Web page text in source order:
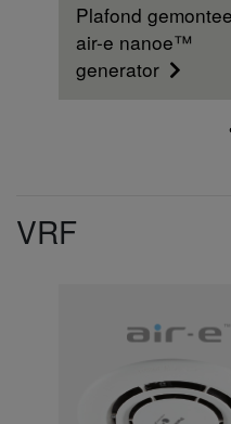
Plafond
air-e nanoe™
generator
VRF